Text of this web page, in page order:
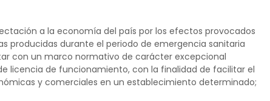
a la economía del país por los efectos provocados
producidas durante el periodo de emergencia sanitaria
con un marco normativo de carácter excepcional
licencia de funcionamiento, con la finalidad de facilitar el
y comerciales en un establecimiento determinado;